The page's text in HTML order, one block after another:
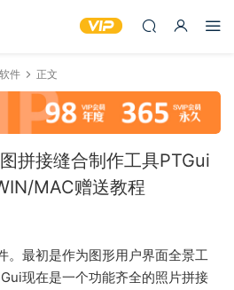
件 正文
拼接缝合制作工具PTGui
MAC赠送教程
。最初是作为图形用户界面全景工
现在是一个功能齐全的照片拼接